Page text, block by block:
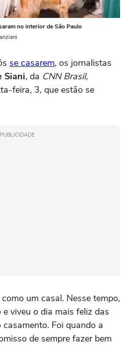
no interior de São Paulo
se casarem, os jornalistas
Siani, da CNN Brasil,
feira, 3, que estão se
PUBLICIDADE
um casal. Nesse tempo,
viveu o dia mais feliz das
Foi quando a
de sempre fazer bem